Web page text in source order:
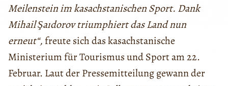
Meilenstein im kasachstanischen Sport. Dank
Mihail Şaıdorov triumphiert das Land nun
erneut“,freute sich das kasachstanische
Ministerium für Tourismus und Sport am 22.
Februar. Laut der Pressemitteilung gewann der